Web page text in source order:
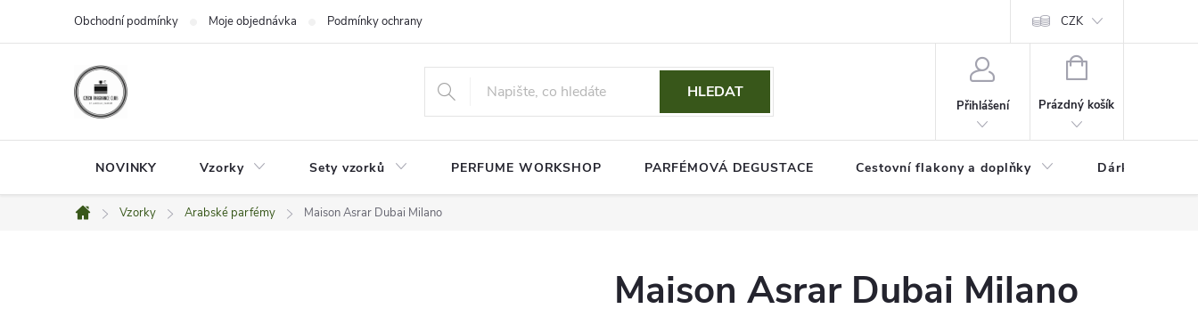
Obchodní podmínky Moje objednávka Podmínky ochrany osobních údajů CZK
HLEDAT
Přihlášení
NÁKUPNÍ
Prázdný košík
NOVINKY Vzorky Sety vzorků PERFUME WORKSHOP PARFÉMOVÁ DEGUSTACE Cestovní flakony a doplňky Dárkové
Domů
Vzorky Arabské parfémy Maison Asrar Dubai Milano
Maison Asrar Dubai Milano